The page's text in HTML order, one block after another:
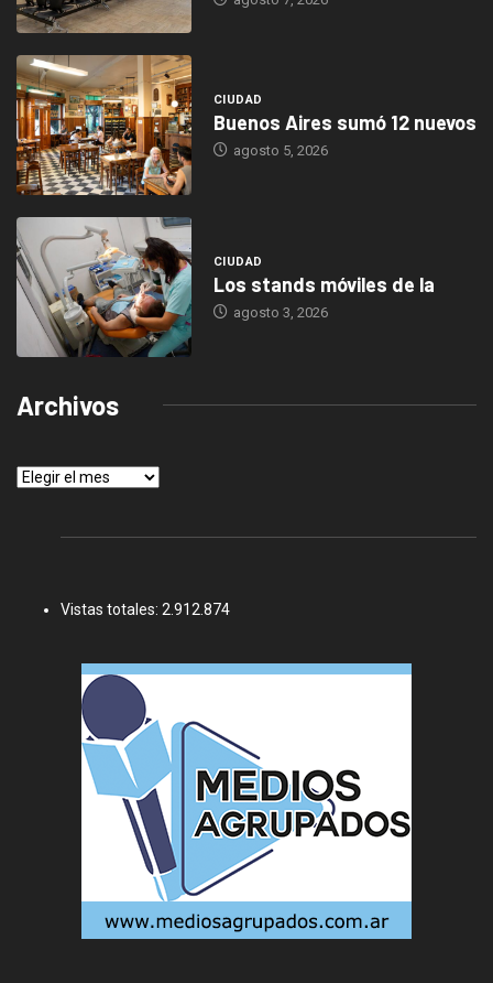
CIUDAD
Buenos Aires sumó 12 nuevos
agosto 5, 2026
CIUDAD
Los stands móviles de la
agosto 3, 2026
Archivos
Archivos
Vistas totales: 2.912.874